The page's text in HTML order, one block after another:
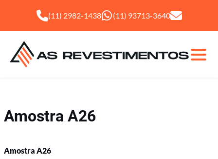
(11) 2982-1438 (11) 93713-3640
Amostra A26
Amostra A26